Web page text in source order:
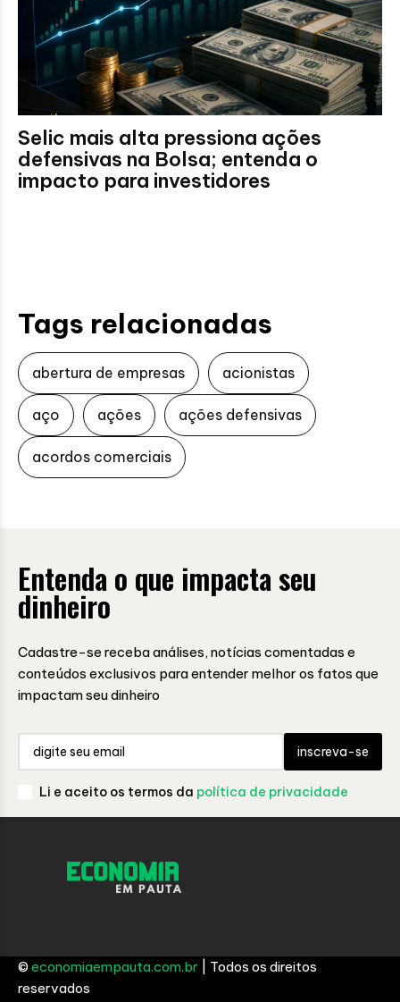
Selic mais alta pressiona ações
defensivas na Bolsa; entenda o
impacto para investidores
Tags relacionadas
abertura de empresas acionistas
aço ações ações defensivas
acordos comerciais
Entenda o que impacta seu
dinheiro
Cadastre-se receba análises, notícias comentadas e
conteúdos exclusivos para entender melhor os fatos que
impactam seu dinheiro
inscreva-se
Li e aceito os termos da política de privacidade
©economiaempauta.com.br | Todos os direitos
reservados